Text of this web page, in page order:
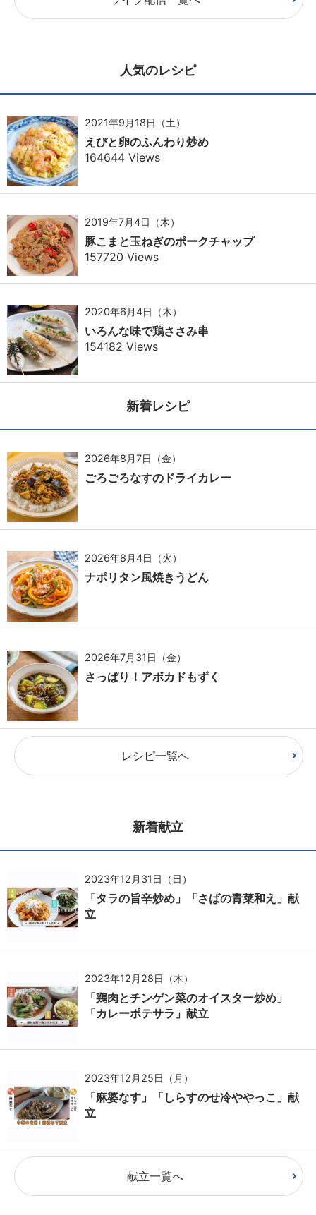
人気のレシピ
2021年9月18日（土）
えびと卵のふんわり炒め
164644 Views
2019年7月4日（木）
豚こまと玉ねぎのポークチャップ
157720 Views
2020年6月4日（木）
いろんな味で鶏ささみ串
154182 Views
新着レシピ
2026年8月7日（金）
ごろごろなすのドライカレー
2026年8月4日（火）
ナポリタン風焼きうどん
2026年7月31日（金）
さっぱり！アボカドもずく
レシピ一覧へ
新着献立
2023年12月31日（日）
「タラの旨辛炒め」「さばの青菜和え」献
立
2023年12月28日（木）
「鶏肉とチンゲン菜のオイスター炒め」
「カレーポテサラ」献立
2023年12月25日（月）
「麻婆なす」「しらすのせ冷ややっこ」献
立
献立一覧へ